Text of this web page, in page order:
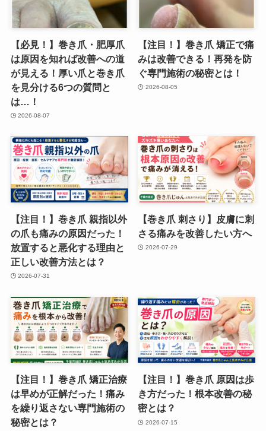
【必見！】巻き爪・肥厚爪
は原因を知れば改善への道
が見える！厚い爪と巻き爪
を見分ける6つの質問と
は…！
2026-08-07
【注目！】巻き爪 矯正で痛
みは改善できる！再発を防
ぐ専門施術の秘密とは！
2026-08-05
【注目！】巻き爪 親指以外
の爪も痛みの原因だった！
放置すると悪化する理由と
正しい改善方法とは？
2026-07-31
【巻き爪 刺さり】皮膚に刺
さる痛みを改善したい方へ
2026-07-29
【注目！】巻き爪 矯正治療
は早めが正解だった！痛み
を繰り返さない専門施術の
秘密とは？
【注目！】巻き爪 原因は歩
き方だった！根本改善の秘
密とは？
2026-07-15